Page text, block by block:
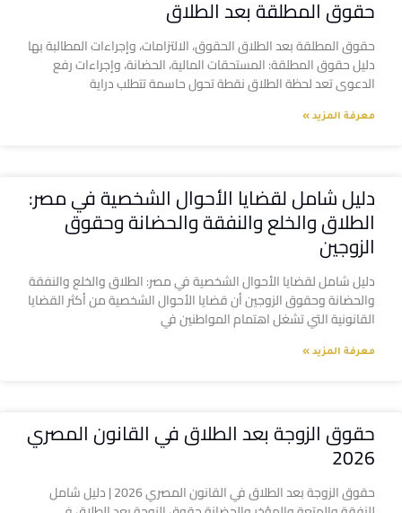
حقوق المطلقة بعد الطلاق
حقوق المطلقة بعد الطلاق الحقوق، الالتزامات، وإجراءات المطالبة بها
دليل حقوق المطلقة: المستحقات المالية، الحضانة، وإجراءات رفع
الدعوى تعد لحظة الطلاق نقطة تحول حاسمة تتطلب دراية
معرفة المزيد »
دليل شامل لقضايا الأحوال الشخصية في مصر:
الطلاق والخلع والنفقة والحضانة وحقوق
الزوجين
دليل شامل لقضايا الأحوال الشخصية في مصر: الطلاق والخلع والنفقة
والحضانة وحقوق الزوجين أن قضايا الأحوال الشخصية من أكثر القضايا
القانونية التي تشغل اهتمام المواطنين في
معرفة المزيد »
حقوق الزوجة بعد الطلاق في القانون المصري
2026
حقوق الزوجة بعد الطلاق في القانون المصري 2026 | دليل شامل